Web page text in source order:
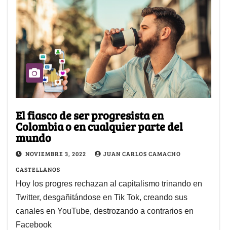
El fiasco de ser progresista en
Colombia o en cualquier parte del
mundo
NOVIEMBRE 3, 2022
JUAN CARLOS CAMACHO
CASTELLANOS
Hoy los progres rechazan al capitalismo trinando en
Twitter, desgañitándose en Tik Tok, creando sus
canales en YouTube, destrozando a contrarios en
Facebook